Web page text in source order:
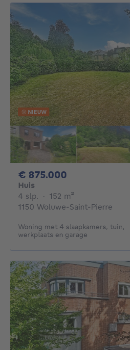
NIEUW
€ 875.000
Huis
4 slp. 4 slaapkamers
· 152 m²
1150 Woluwe-Saint-Pierre
Woning met 4 slaapkamers, tuin,
werkplaats en garage